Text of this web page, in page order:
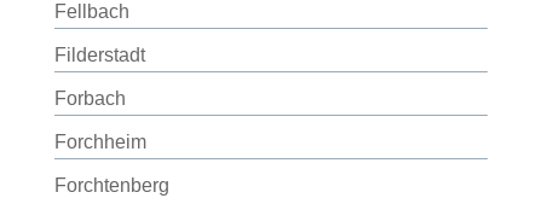
Fellbach
Filderstadt
Forbach
Forchheim
Forchtenberg